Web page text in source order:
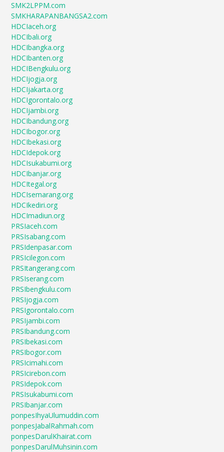
SMK2LPPM.com
SMKHARAPANBANGSA2.com
HDCIaceh.org
HDCIbali.org
HDCIbangka.org
HDCIbanten.org
HDCIBengkulu.org
HDCIjogja.org
HDCIjakarta.org
HDCIgorontalo.org
HDCIjambi.org
HDCIbandung.org
HDCIbogor.org
HDCIbekasi.org
HDCIdepok.org
HDCIsukabumi.org
HDCIbanjar.org
HDCItegal.org
HDCIsemarang.org
HDCIkediri.org
HDCImadiun.org
PRSIaceh.com
PRSIsabang.com
PRSIdenpasar.com
PRSIcilegon.com
PRSItangerang.com
PRSIserang.com
PRSIbengkulu.com
PRSIjogja.com
PRSIgorontalo.com
PRSIjambi.com
PRSIbandung.com
PRSIbekasi.com
PRSIbogor.com
PRSIcimahi.com
PRSIcirebon.com
PRSIdepok.com
PRSIsukabumi.com
PRSIbanjar.com
ponpesIhyaUlumuddin.com
ponpesJabalRahmah.com
ponpesDarulKhairat.com
ponpesDarulMuhsinin.com